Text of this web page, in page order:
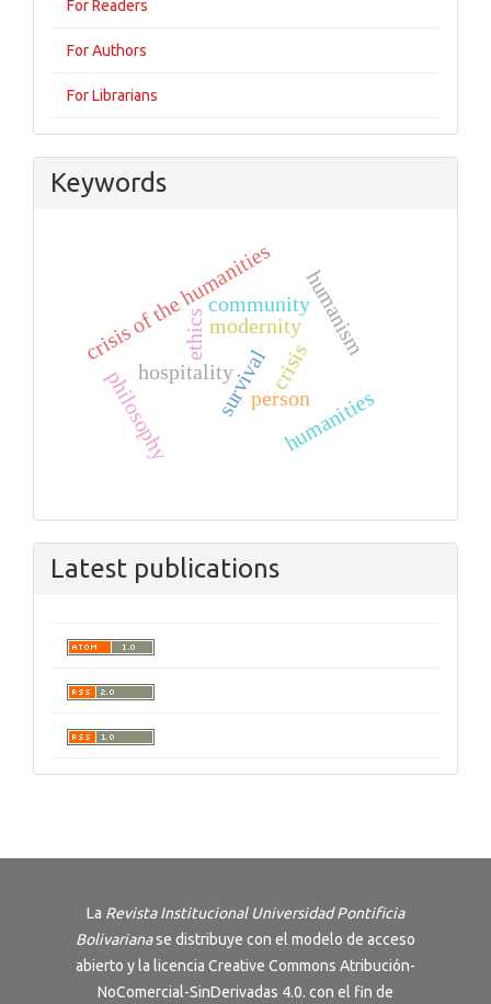
For Readers
For Authors
For Librarians
Keywords
person
survival
ethics
hospitality
community
crisis
humanities
humanism
crisis of the humanities
modernity
philosophy
Latest publications
La Revista Institucional Universidad Pontificia
Bolivarianase distribuye con el modelo de acceso
abierto y la licencia Creative Commons Atribución-
NoComercial-SinDerivadas 4.0. con el fin de